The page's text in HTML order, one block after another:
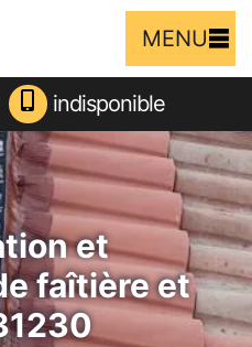
MENU
indisponible
et
faîtière et